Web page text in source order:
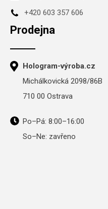
+420 603 357 606
Prodejna
Hologram-výroba.cz
Michálkovická 2098/86B
710 00 Ostrava
Po–Pá: 8:00–16:00
So–Ne: zavřeno